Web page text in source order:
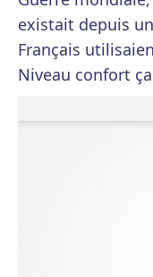
existait depuis
Français
Niveau confort